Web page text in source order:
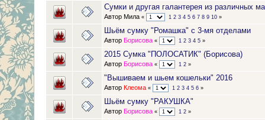
Сумки и другая галантерея из различных
Автор Мила « 1 2 3 4 5 6 7 8 9 10 »
Шьём сумку "Ромашка" с 3-мя отделами
Автор Борисова « 1 2 3 4 5 »
2015 Сумка "ПОЛОСАТИК" (Борисова)
Автор Борисова « 1 2 »
"Вышиваем и шьем кошельки" 2016
Автор Клеома « 1 2 3 4 5 6 »
Шьём сумку "РАКУШКА"
Автор Борисова « 1 2 »